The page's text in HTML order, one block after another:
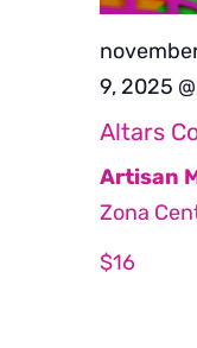
9, 2025
Altars
Artisan
Zona
$16